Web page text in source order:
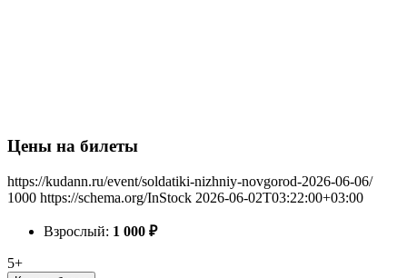
Цены на билеты
https://kudann.ru/event/soldatiki-nizhniy-novgorod-2026-06-06/
1000 https://schema.org/InStock 2026-06-02T03:22:00+03:00
Взрослый: 1 000 ₽
5+